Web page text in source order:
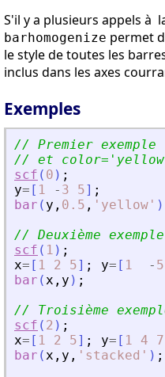
S'il y a plusieurs appels à
barhomogenize permet
le style de toutes les
inclus dans les axes
Exemples
// Premier
// et color= ' yellow
scf ( 0 ) ;
y= [ 1 - 3 5] ;
bar ( y , 0.5 , ' yellow ' )
// Deuxième
scf ( 1 ) ;
x= [ 1 2 5] ; y= [ 1 - 5
bar (x , y ) ;
// Troisième
scf ( 2 ) ;
x= [ 1 2 5] ; y= [ 1 4 7
bar (x , y , ' stacked ' ) ;